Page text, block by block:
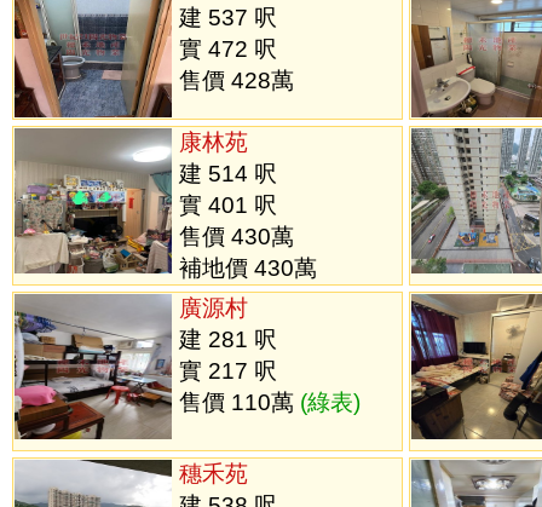
建 537 呎
實 472 呎
售價 428萬
康林苑
建 514 呎
實 401 呎
售價 430萬
補地價 430萬
廣源村
建 281 呎
實 217 呎
售價 110萬 (綠表)
穗禾苑